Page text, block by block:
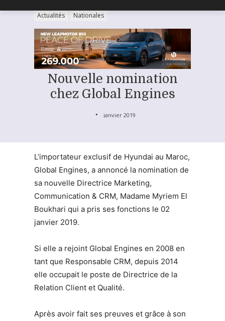
Actualités Nationales
Nouvelle nomination
chez Global Engines
janvier 2019
L’importateur exclusif de Hyundai au Maroc,
Global Engines, a annoncé la nomination de
sa nouvelle Directrice Marketing,
Communication & CRM, Madame Myriem El
Boukhari qui a pris ses fonctions le 02
janvier 2019.
Si elle a rejoint Global Engines en 2008 en
tant que Responsable CRM, depuis 2014
elle occupait le poste de Directrice de la
Relation Client et Qualité.
Après avoir fait ses preuves et grâce à son